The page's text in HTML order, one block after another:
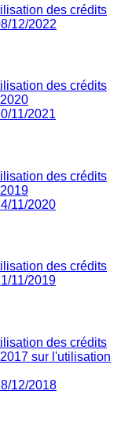
des crédits
12/2022
des crédits
11/2021
des crédits
11/2020
des crédits
11/2019
des crédits
sur l'utilisation
12/2018